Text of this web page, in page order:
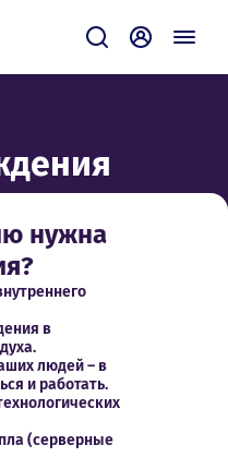
Отправить
нужна
в
людей – в
и работать.
(серверные